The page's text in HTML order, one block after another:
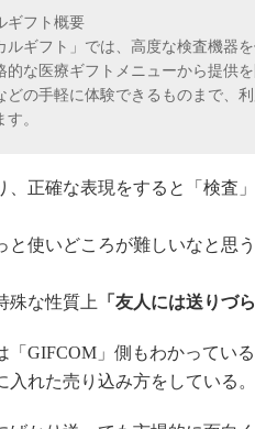
ギフト概要
ギフト」では、高度な検査機器
的な医療ギフトメニューから提供
どの手軽に体験できるものまで、
。
、正確な表現をすると「検査
と使いどころが難しいなと思
殊な性質上 「友人には送りづら
「GIFCOM」側もわかってい
入れた売り込み方をしている。